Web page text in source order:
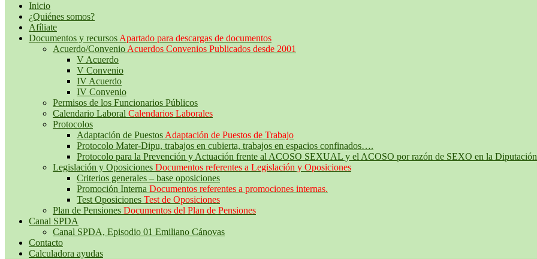
Inicio
¿Quiénes somos?
Afíliate
Documentos y recursos Apartado para descargas de documentos
Acuerdo/Convenio Acuerdos Convenios Publicados desde 2001
V Acuerdo
V Convenio
IV Acuerdo
IV Convenio
Permisos de los Funcionarios Públicos
Calendario Laboral Calendarios Laborales
Protocolos
Adaptación de Puestos Adaptación de Puestos de Trabajo
Protocolo Mater-Dipu, trabajos en cubierta, trabajos en espacios confinados….
Protocolo para la Prevención y Actuación frente al ACOSO SEXUAL y el ACOSO por razón de SEXO en la
Legislación y Oposiciones Documentos referentes a Legislación y Oposiciones
Criterios generales – base oposiciones
Promoción Interna Documentos referentes a promociones internas.
Test Oposiciones Test de Oposiciones
Plan de Pensiones Documentos del Plan de Pensiones
Canal SPDA
Canal SPDA, Episodio 01 Emiliano Cánovas
Contacto
Calculadora ayudas